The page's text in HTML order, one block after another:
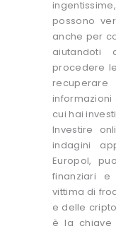
possono
anche per
procedere
cui hai
Investire
indagini
Europol,
finanziari
vittima di
e delle
è la chiave